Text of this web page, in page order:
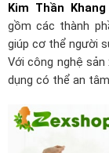
Kim Thần Khang
gồm các thành
giúp cơ thể người
Vớicông nghệ
dụng có thể an